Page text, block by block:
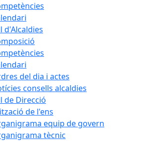
d'Alcaldies
del dia i actes
consells alcaldies
de Direcció
de l'ens
equip de govern
tècnic